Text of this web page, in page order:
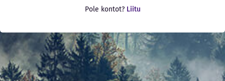
Pole kontot? Liitu